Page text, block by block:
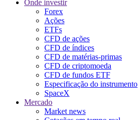
Onde investir
Forex
Ações
ETFs
CFD de ações
CFD de índices
CFD de matérias-primas
CFD de criptomoeda
CFD de fundos ETF
Especificação do instrumento
SpaceX
Mercado
Market news